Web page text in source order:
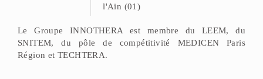
l'Ain (01)
Le Groupe INNOTHERA est membre du LEEM, du
SNITEM, du pôle de compétitivité MEDICEN Paris
Région et TECHTERA.